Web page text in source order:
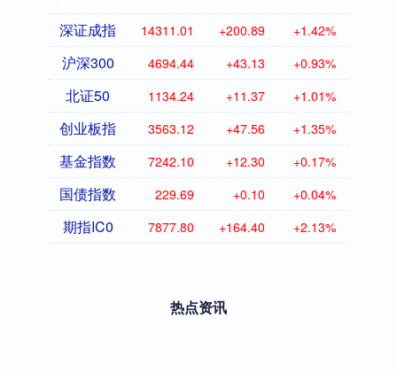
深证成指 14311.01 +200.89 +1.42%
沪深300 4694.44 +43.13 +0.93%
北证50 1134.24 +11.37 +1.01%
创业板指 3563.12 +47.56 +1.35%
基金指数 7242.10 +12.30 +0.17%
国债指数 229.69 +0.10 +0.04%
期指IC0 7877.80 +164.40 +2.13%
热点资讯